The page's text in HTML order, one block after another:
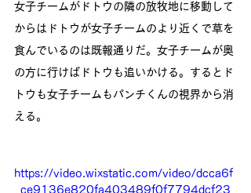
女子チームがドトウの隣の放牧地に移動して
からはドトウが女子チームのより近くで草を
食んでいるのは既報通りだ。女子チームが奥
の方に行けばドトウも追いかける。するとド
トウも女子チームもパンチくんの視界から消
える。
https://video.wixstatic.com/video/dcca6f
_ce9136e820fa403489f0f7794dcf23